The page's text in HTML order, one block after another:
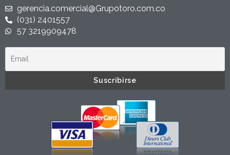
gerencia.comercial@Grupotoro.com.co
(031) 2401557
57 3219909478